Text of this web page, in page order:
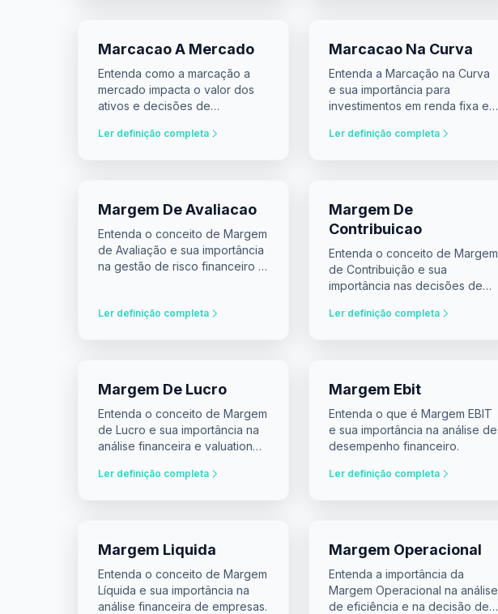
Marcacao A Mercado
Entenda como a marcação a
mercado impacta o valor dos
ativos e decisões de
Ler definição completa
Marcacao Na Curva
Entenda a Marcação na Curva
e sua importância para
investimentos em renda fixa e a
Ler definição completa
Margem De Avaliacao
Entenda o conceito de Margem
de Avaliação e sua importância
na gestão de risco financeiro e
Ler definição completa
Margem De
Contribuicao
Entenda o conceito de Margem
de Contribuição e sua
importância nas decisões de
Ler definição completa
Margem De Lucro
Entenda o conceito de Margem
de Lucro e sua importância na
análise financeira e valuation
Ler definição completa
Margem Ebit
Entenda o que é Margem EBIT
e sua importância na análise de
desempenho financeiro.
Ler definição completa
Margem Liquida
Entenda o conceito de Margem
Líquida e sua importância na
análise financeira de empresas.
Margem Operacional
Entenda a importância da
Margem Operacional na análise
de eficiência e na decisão de